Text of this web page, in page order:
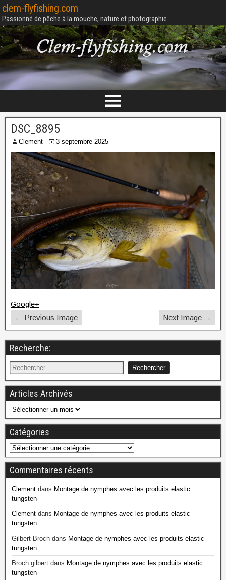
clem-flyfishing.com
Passionné de pêche à la mouche, nature et photographie
DSC_8895
Clement 3 septembre 2025
Google+
← Previous Image
Next Image →
Recherche:
Articles Archivés
Catégories
Commentaires récents
Clement dans Montage de nymphes avec les produits elastic
tungsten
Clement dans Montage de nymphes avec les produits elastic
tungsten
Gilbert Broch dans Montage de nymphes avec les produits elastic
tungsten
Broch gilbert dans Montage de nymphes avec les produits elastic
tungsten